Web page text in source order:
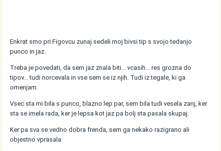
Enkrat smo pri Figovcu zunaj sedeli moj bivsi tip s svojo tedanjo
punco in jaz.
Treba je povedati, da sem jaz znala biti... vcasih... res grozna do
tipov... tudi norcevala in vse sem se iz njih. Tudi iz tegale, ki ga
omenjam.
Vsec sta mi bila s punco, blazno lep par, sem bila tudi vesela zanj, ker
sta se imela rada, ker je lepsa kot jaz pa bolj sta pasala skupaj.
Ker pa sva se vedno dobra frenda, sem ga nekako razigrano ali
objestno vprasala: